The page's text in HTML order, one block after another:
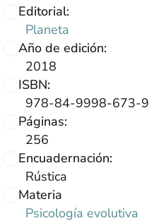
Editorial:
Planeta
Año de edición:
2018
ISBN:
978-84-9998-673-9
Páginas:
256
Encuadernación:
Rústica
Materia
Psicología evolutiva